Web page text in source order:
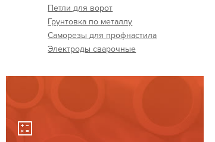
Петли для ворот
Грунтовка по металлу
Саморезы для профнастила
Электроды сварочные